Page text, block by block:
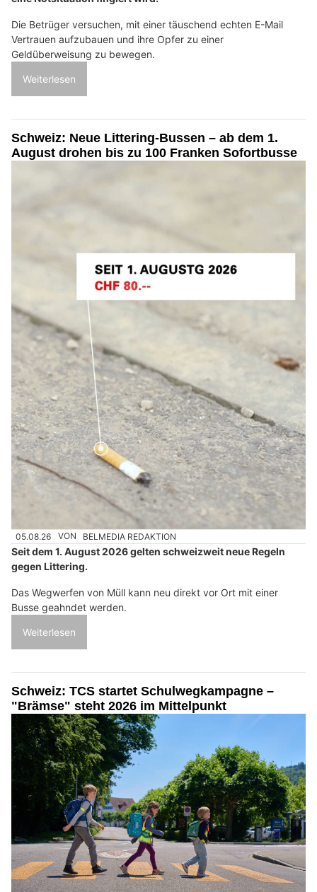
Die Betrüger versuchen, mit einer täuschend echten E-Mail
Vertrauen aufzubauen und ihre Opfer zu einer
Geldüberweisung zu bewegen.
Weiterlesen
Schweiz: Neue Littering-Bussen – ab dem 1.
August drohen bis zu 100 Franken Sofortbusse
05.08.26 VON BELMEDIA REDAKTION
Seit dem 1. August 2026 gelten schweizweit neue Regeln
gegen Littering.
Das Wegwerfen von Müll kann neu direkt vor Ort mit einer
Busse geahndet werden.
Weiterlesen
Schweiz: TCS startet Schulwegkampagne –
"Brämse" steht 2026 im Mittelpunkt